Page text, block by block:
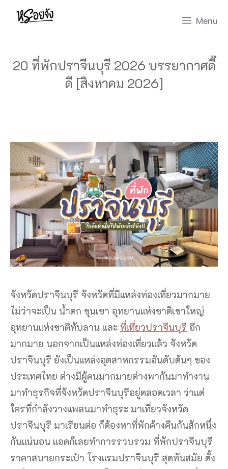
Skip
Menu
20 ที่พักปราจีนบุรี 2026 บรรยากาศดี๊
ดี [สิงหาคม 2026]
จังหวัดปราจีนบุรี จังหวัดที่มีแหล่งท่องเที่ยวมากมาย
ไม่ว่าจะเป็น น้ำตก ขุนเขา อุทยานแห่งชาติเขาใหญ่
อุทยานแห่งชาติทับลาน และ ที่เที่ยวปราจีนบุรี อีก
มากมาย นอกจากเป็นแหล่งท่องเที่ยวแล้ว จังหวัด
ปราจีนบุรี ยังเป็นแหล่งอุตสาหกรรมอันดับต้นๆ ของ
ประเทศไทย ต่างมีผู้คนมากมายต่างพากันมาทำงาน
มาทำธุรกิจที่จังหวัดปราจีนบุรีอยู่ตลอดเวลา ว่าแต่
ใครที่กำลังวางแพลนมาทำธุระ มาเที่ยวจังหวัด
ปราจีนบุรี มาเรียนต่อ ก็ต้องหาที่พักค้างคืนกันสักหนึ่ง
กันแน่นอน แอดก็เลยทำการรวบรวม ที่พักปราจีนบุรี
ราคาสบายกระเป๋า โรงแรมปราจีนบุรี สุดทันสมัย ตั้ง